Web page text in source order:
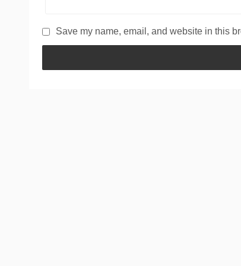
Save my name, email, and website in this